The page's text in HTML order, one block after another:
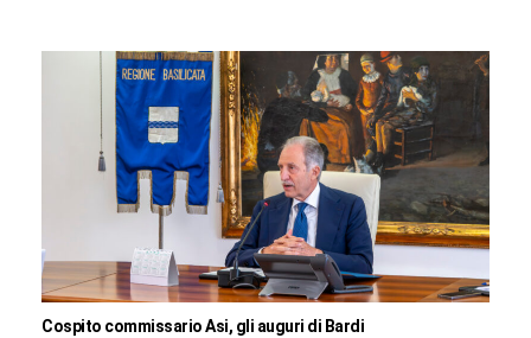
Cospito commissario Asi, gli auguri di Bardi